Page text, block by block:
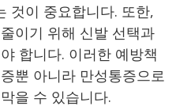
것이 중요합니다. 또한,
이기 위해 신발 선택과
합니다. 이러한 예방책
뿐 아니라 만성통증으로
을 수 있습니다.